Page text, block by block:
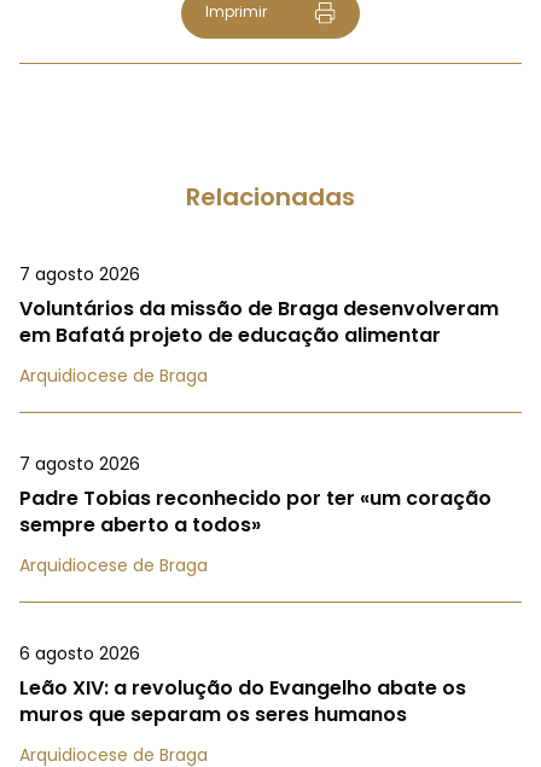
Imprimir
Relacionadas
7 agosto 2026
Voluntários da missão de Braga desenvolveram
em Bafatá projeto de educação alimentar
Arquidiocese de Braga
7 agosto 2026
Padre Tobias reconhecido por ter «um coração
sempre aberto a todos»
Arquidiocese de Braga
6 agosto 2026
Leão XIV: a revolução do Evangelho abate os
muros que separam os seres humanos
Arquidiocese de Braga